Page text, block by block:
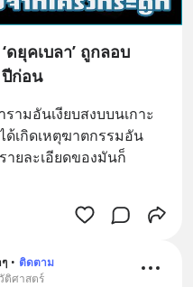
ยุคเบลา’ ถูกลอบ
ปีก่อน
ามอันเงียบสงบบนเกาะ
ด้เกิดเหตุฆาตกรรมอัน
ยละเอียดของมันก็
• ติดตาม
ติศาสตร์